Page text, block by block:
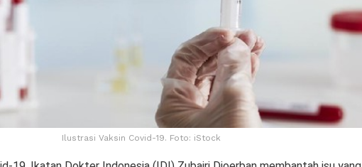
Ilustrasi Vaksin Covid-19. Foto: iStock